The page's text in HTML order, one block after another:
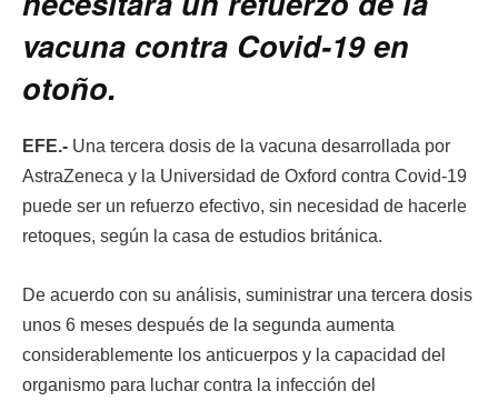
vacuna contra Covid-19 en
otoño.
EFE.- Una tercera dosis de la vacuna desarrollada por
AstraZeneca y la Universidad de Oxford contra Covid-19
puede ser un refuerzo efectivo, sin necesidad de hacerle
retoques, según la casa de estudios británica.
De acuerdo con su análisis, suministrar una tercera dosis
unos 6 meses después de la segunda aumenta
considerablemente los anticuerpos y la capacidad del
organismo para luchar contra la infección del